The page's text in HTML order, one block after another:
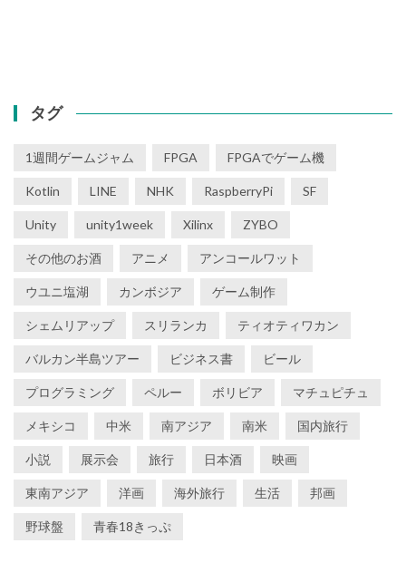
タグ
1週間ゲームジャム FPGA FPGAでゲーム機
Kotlin LINE NHK RaspberryPi SF
Unity unity1week Xilinx ZYBO
その他のお酒 アニメ アンコールワット
ウユニ塩湖 カンボジア ゲーム制作
シェムリアップ スリランカ ティオティワカン
バルカン半島ツアー ビジネス書 ビール
プログラミング ペルー ボリビア マチュピチュ
メキシコ 中米 南アジア 南米 国内旅行
小説 展示会 旅行 日本酒 映画
東南アジア 洋画 海外旅行 生活 邦画
野球盤 青春18きっぷ